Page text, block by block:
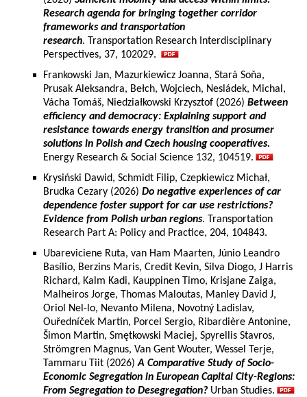
Research agenda for bringing together corridor
frameworks and transportation
research. Transportation Research Interdisciplinary
Perspectives, 37, 102029.
Frankowski Jan, Mazurkiewicz Joanna, Stará Soňa,
Prusak Aleksandra, Bełch, Wojciech, Nesládek, Michal,
Vácha Tomáš, Niedziałkowski Krzysztof (2026) Between
efficiency and democracy: Explaining support and
resistance towards energy transition and prosumer
solutions in Polish and Czech housing cooperatives.
Energy Research & Social Science 132, 104519.
Krysiński Dawid, Schmidt Filip, Czepkiewicz Michał,
Brudka Cezary (2026) Do negative experiences of car
dependence foster support for car use restrictions?
Evidence from Polish urban regions. Transportation
Research Part A: Policy and Practice, 204, 104843.
Ubareviciene Ruta, van Ham Maarten, Júnio Leandro
Basílio, Berzins Maris, Credit Kevin, Silva Diogo, J Harris
Richard, Kalm Kadi, Kauppinen Timo, Krisjane Zaiga,
Malheiros Jorge, Thomas Maloutas, Manley David J,
Oriol Nel-lo, Nevanto Milena, Novotný Ladislav,
Ouředníček Martin, Porcel Sergio, Ribardière Antonine,
Šimon Martin, Smętkowski Maciej, Spyrellis Stavros,
Strömgren Magnus, Van Gent Wouter, Wessel Terje,
Tammaru Tiit (2026)A Comparative Study of Socio-
Economic Segregation in European Capital City-Regions:
From Segregation to Desegregation? Urban Studies.